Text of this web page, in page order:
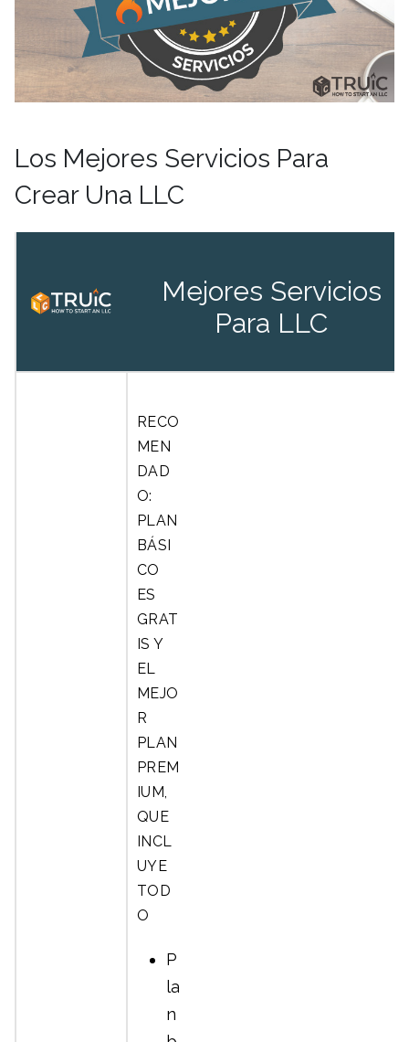
Los Mejores Servicios Para
Crear Una LLC
Mejores Servicios
Para LLC
RECO
MEN
DAD
O:
PLAN
BÁSI
CO
ES
GRAT
IS Y
EL
MEJO
R
PLAN
PREM
IUM,
QUE
INCL
UYE
TOD
O
P
la
n